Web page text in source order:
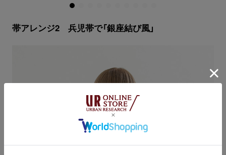
帯アレンジ2 兵児帯で「銀座結び風」